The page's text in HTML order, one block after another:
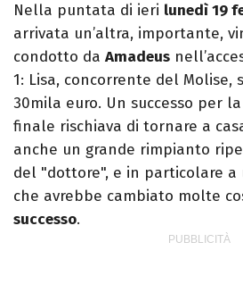
Nella puntata di ieri lunedì 19
arrivata un’altra, importante,
condotto da Amadeus
1: Lisa, concorrente del Molise,
30mila euro. Un successo per
finale rischiava di tornare a
anche un grande rimpianto
del "dottore", e in particolare a
che avrebbe cambiato molte
successo.